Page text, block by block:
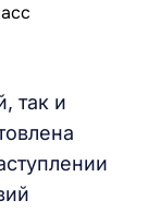
так и